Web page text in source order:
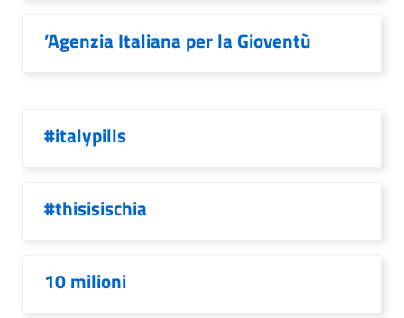
’Agenzia Italiana per la Gioventù
#italypills
#thisisischia
10 milioni